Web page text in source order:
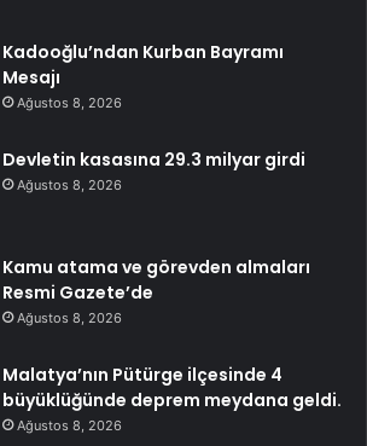
Kadooğlu’ndan Kurban Bayramı
Mesajı
Ağustos 8, 2026
Devletin kasasına 29.3 milyar girdi
Ağustos 8, 2026
Kamu atama ve görevden almaları
Resmi Gazete’de
Ağustos 8, 2026
Malatya’nın Pütürge ilçesinde 4
büyüklüğünde deprem meydana geldi.
Ağustos 8, 2026